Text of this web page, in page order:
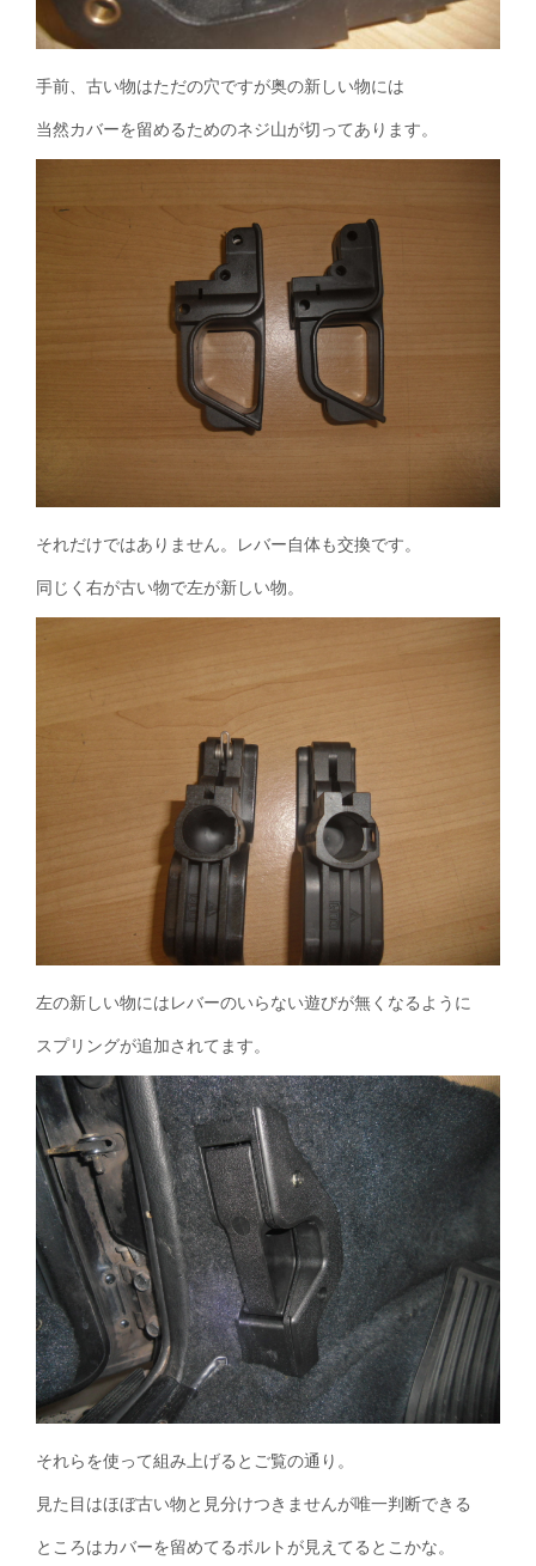
手前、古い物はただの穴ですが奥の新しい物には
当然カバーを留めるためのネジ山が切ってあります。
それだけではありません。レバー自体も交換です。
同じく右が古い物で左が新しい物。
左の新しい物にはレバーのいらない遊びが無くなるように
スプリングが追加されてます。
それらを使って組み上げるとご覧の通り。
見た目はほぼ古い物と見分けつきませんが唯一判断できる
ところはカバーを留めてるボルトが見えてるとこかな。